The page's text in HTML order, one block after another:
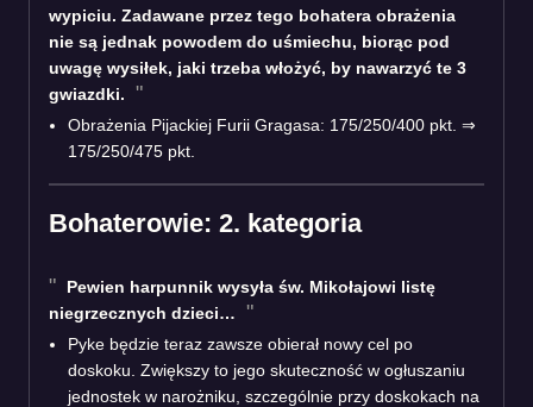
wypiciu. Zadawane przez tego bohatera obrażenia
nie są jednak powodem do uśmiechu, biorąc pod
uwagę wysiłek, jaki trzeba włożyć, by nawarzyć te 3
gwiazdki.
Obrażenia Pijackiej Furii Gragasa: 175/250/400 pkt. ⇒
175/250/475 pkt.
Bohaterowie: 2. kategoria
Pewien harpunnik wysyła św. Mikołajowi listę
niegrzecznych dzieci…
Pyke będzie teraz zawsze obierał nowy cel po
doskoku. Zwiększy to jego skuteczność w ogłuszaniu
jednostek w narożniku, szczególnie przy doskokach na